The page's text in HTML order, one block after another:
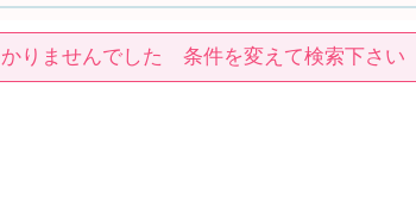
かりませんでした 条件を変えて検索下さい